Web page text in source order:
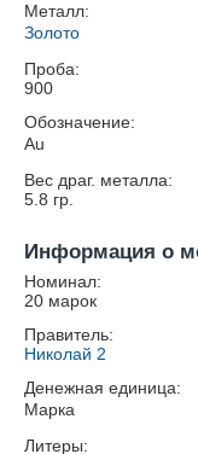
Металл:
Золото
Проба:
900
Обозначение:
Au
Вес драг. металла:
5.8 гр.
Информация о
Номинал:
20 марок
Правитель:
Николай 2
Денежная единица:
Марка
Литеры: